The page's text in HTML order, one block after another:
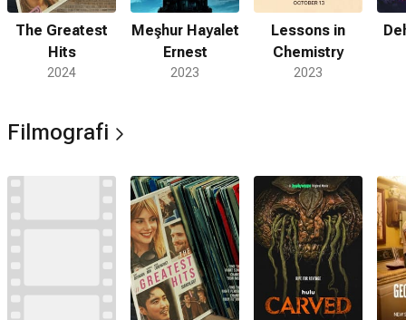
The Greatest
Hits
2024
Meşhur Hayalet
Ernest
2023
Lessons in
Chemistry
2023
Filmografi